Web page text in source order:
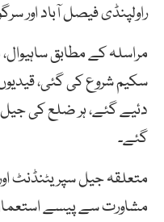
راولپنڈی فیصل آباد اور
مراسلہ کے مطابق
گئے۔
متعلقہ جیل سپریٹنڈنٹ
مشاورت سے پیسے